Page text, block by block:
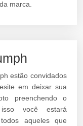
marca.
estão convidados
em deixar sua
preenchendo o
você estará
aqueles que